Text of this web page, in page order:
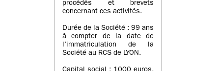
procédés et brevets
concernant ces activités.
Durée de la Société : 99 ans
à compter de la date de
l’immatriculation de la
Société au RCS de LYON.